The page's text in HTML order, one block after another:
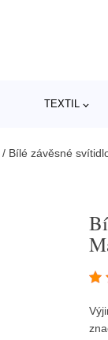
TEXTIL
/ Bílé závěsné